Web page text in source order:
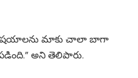
విషయాలను మాకు చాలా బాగా
అని తెలిపారు.